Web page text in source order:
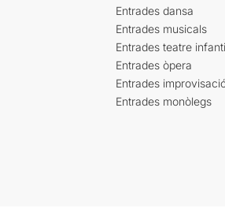
Entrades dansa
Entrades musicals
Entrades teatre
Entrades òpera
Entrades
Entrades monòlegs